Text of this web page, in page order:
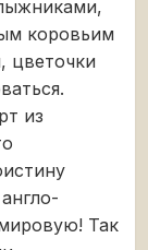
коровьим
цветочки
из
Так